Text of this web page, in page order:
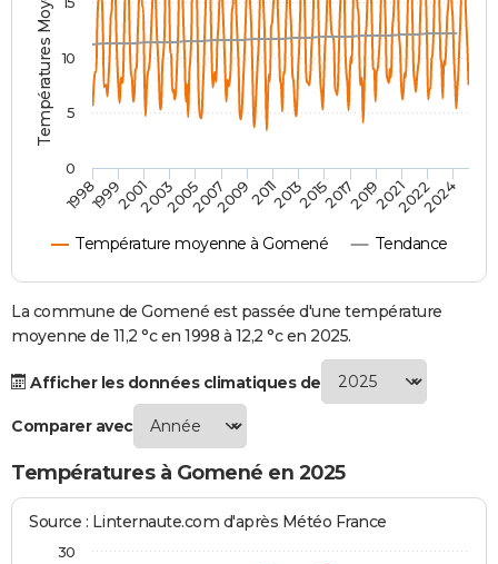
Destinations
City break
Voyage nature
Voyage de noces
Forum
Climat
PHOTO
GUIDES D'ACHAT
BONS PLANS
CARTE DE VOEUX
Carte de Noël
Carte Bonne année
Carte Saint-Valentin
Carte Pâques
Carte d'anniversaire
DICTIONNAIRE
Dictionnaire
Biographies
Citations
Expressions
Proverbes
PROGRAMME TV
S'inscrire
Se connecter
Lycées
Collèges
Primaires
Universités
Entreprises
Service militaire
Avis de recherche
AVIS DE DÉCÈS
FORUM
Bricolage
Lifestyle
Culture
Sport
Auto
Television
Voyage
Cinema
Température moyenne à Gomené Tendance
199819992001200320052007200920112013201520172019202120222024
0
5
10
La commune de Gomené est passée d'une température
moyenne de 11,2 °c en 1998 à 12,2 °c en 2025.
Afficher les données climatiques de
Comparer avec
Températures à Gomené en 2025
Source : Linternaute.com d'après Météo France
30